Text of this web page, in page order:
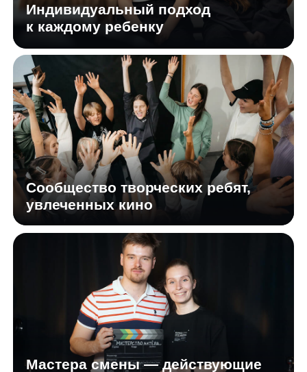
Как проходят
интенсивы
За 5 дней дети и подростки погружаются
в актерское мастерство на Киностудии
Горького — они знакомятся с профессией
актера, учатся работать перед камерой,
развивают речь, внимание, выразительность
и уверенность в себе
Программа построена от простого
к сложному: от раскрепощения
и импровизации — к созданию собственного
видео-проекта и финальному показу
Интенсив проходит очно, в комфортном
темпе и с учетом возраста участников,
в течение дня предусмотрены перерывы
на отдых, а в стоимость включены
полноценный обед и полдник
Интенсивы по 5 дней